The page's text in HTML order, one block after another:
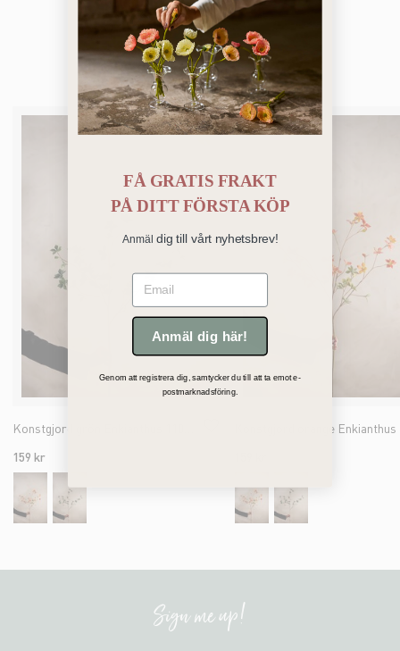
Bästsäljare
159 kr
Sign me up!
FÅ GRATIS FRAKT
PÅDITT FÖRSTA KÖP
Anmäl dig till vårt nyhetsbrev!
Email
Anmäl dig här!
Genom att registrera dig, samtycker du till att ta emot e-
postmarknadsföring.